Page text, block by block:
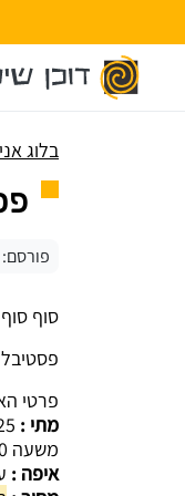
בלוג
סוף
פרטי
מתי :
משעה 10:00 - 20:00 בכל יום.
איפה :